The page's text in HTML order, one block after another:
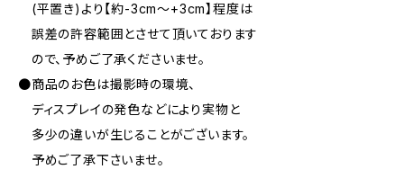
(平置き)より【約-3cm〜+3cm】程度は
誤差の許容範囲とさせて頂いております
ので、予めご了承くださいませ。
●商品のお色は撮影時の環境、
ディスプレイの発色などにより実物と
多少の違いが生じることがございます。
予めご了承下さいませ。